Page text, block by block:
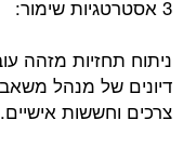
3 אסטרטגיות שימור:
ניתוח תחזיות מזהה
דיונים של מנהל
צרכים וחששות אישיים.